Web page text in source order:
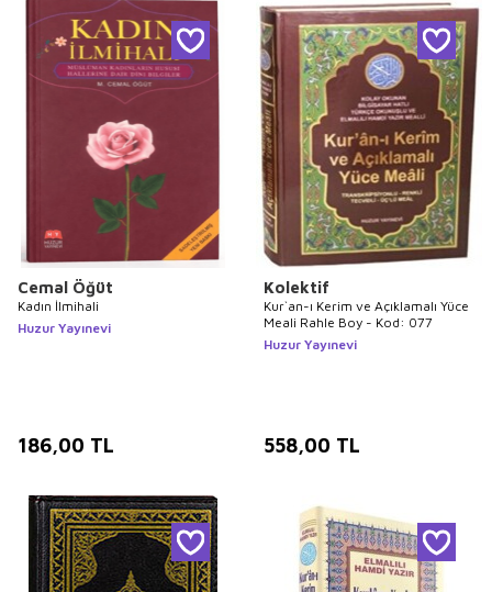
Cemal Öğüt
Kadın İlmihali
Huzur Yayınevi
186,00 TL
Kolektif
Kur`an-ı Kerim ve Açıklamalı Yüce
Meali Rahle Boy - Kod: 077
Huzur Yayınevi
558,00 TL